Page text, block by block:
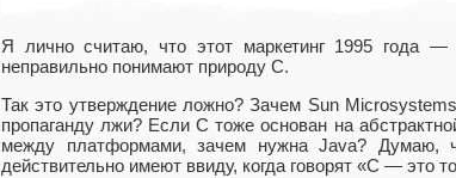
Я лично считаю, что этот маркетинг 1995 года
неправильно понимают природу C.
Так это утверждение ложно? Зачем Sun
пропаганду лжи? Если C тоже основан на
между платформами, зачем нужна Java? Думаю,
действительно имеют ввиду, когда говорят «С — это